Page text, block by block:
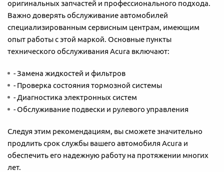
оригинальных запчастей и профессионального подхода.
Важно доверять обслуживание автомобилей
специализированным сервисным центрам, имеющим
опыт работы с этой маркой. Основные пункты
технического обслуживания Acura включают:
- Замена жидкостей и фильтров
- Проверка состояния тормозной системы
- Диагностика электронных систем
- Обслуживание подвески и рулевого управления
Следуя этим рекомендациям, вы сможете значительно
продлить срок службы вашего автомобиля Acura и
обеспечить его надежную работу на протяжении многих
лет.